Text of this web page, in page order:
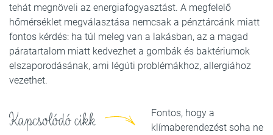
tehát megnöveli az energiafogyasztást. A megfelelő
hőmérséklet megválasztása nemcsak a pénztárcánk miatt
fontos kérdés: ha túl meleg van a lakásban, az a magad
páratartalom miatt kedvezhet a gombák és baktériumok
elszaporodásának, ami légúti problémákhoz, allergiához
vezethet.
Kapcsolódó cikk
Fontos, hogy a
klímaberendezést soha ne